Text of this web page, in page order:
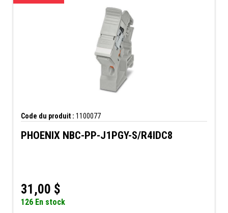
Code du produit : 1100077
PHOENIX NBC-PP-J1PGY-S/R4IDC8
31,00 $
126 En stock